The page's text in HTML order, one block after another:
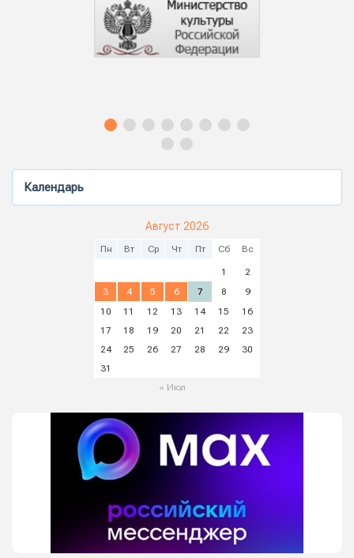
Календарь
Август 2026
Пн Вт Ср Чт Пт Сб Вс
1
2
3
4 5 6 7 8
9
10
11 12 13 14 15
16
17
18 19 20 21 22
23
24
25 26 27 28 29
30
31
« Июл